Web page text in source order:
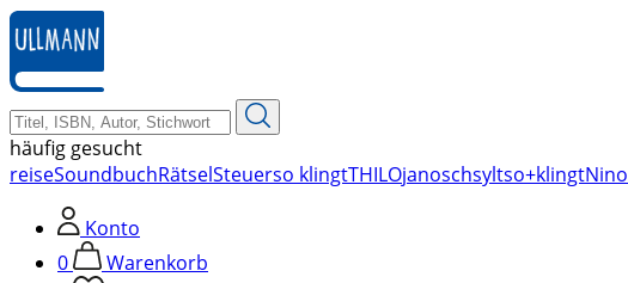
zum
Hauptinhalt
springen
häufig gesucht
reiseSoundbuchRätselSteuerso klingtTHILOjanoschsyltso+klingtNino
Konto
0
Warenkorb